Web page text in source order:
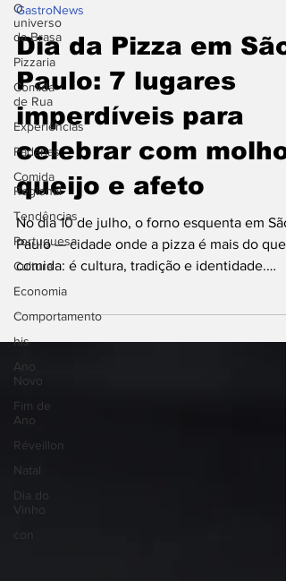
O
universo
da Brasa
Pizzaria
Comida
de Rua
Experiências
Padarias
Comida
Regional
Tendências
Portuguesa
Cultura
Economia
Comportamento
his
Ano
Novo
Fim de
Ano
Réveillon
Natal
Dia do
Vinho
con
8 de jul. de 2025
⁠GastroNews
Dia da Pizza em São
Paulo: 7 lugares
imperdíveis para
celebrar com molho,
queijo e afeto
No dia 10 de julho, o forno esquenta em São
Pizza de...